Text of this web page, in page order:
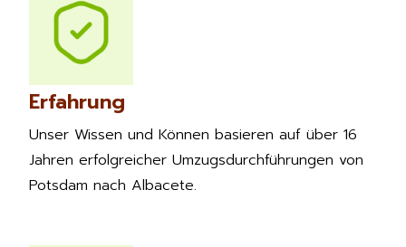
Erfahrung
Unser Wissen und Können basieren auf über 16
Jahren erfolgreicher Umzugsdurchführungen von
Potsdam nach Albacete.